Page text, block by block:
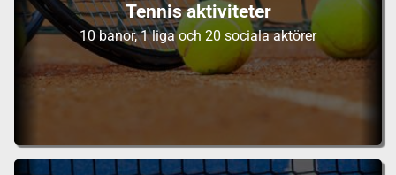
Tennis aktiviteter
10 banor, 1 liga och 20 sociala aktörer